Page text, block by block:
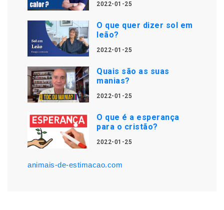
2022-01-25
O que quer dizer sol em
leão?
2022-01-25
Quais são as suas
manias?
2022-01-25
O que é a esperança
para o cristão?
2022-01-25
animais-de-estimacao.com